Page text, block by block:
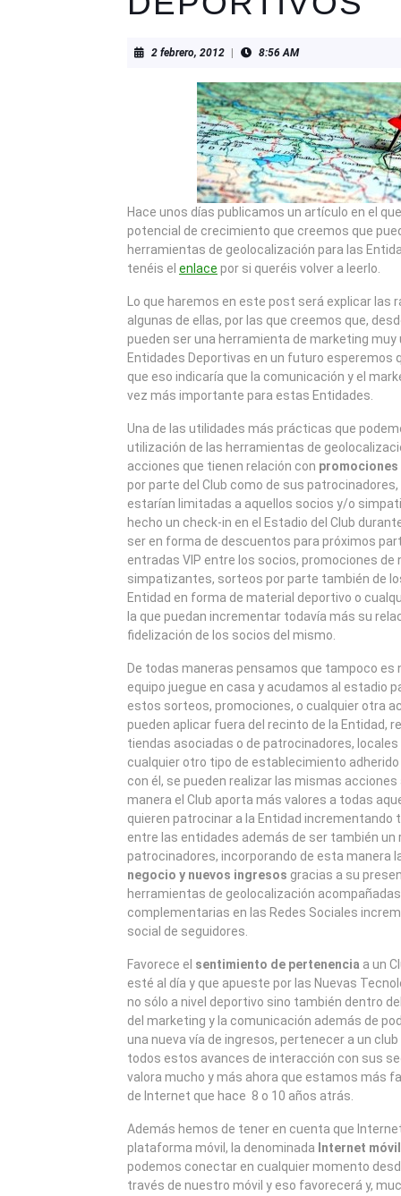
2 febrero, 20122
2012
8:56 AM
Hace unos días publicamos un artículo en el
potencial de crecimiento que creemos que
herramientas de geolocalización para las
tenéis el enlace por si queréis volver a leerlo.
Lo que haremos en este post será explicar las
algunas de ellas, por las que creemos que,
pueden ser una herramienta de marketing muy
Entidades Deportivas en un futuro esperemos
que eso indicaría que la comunicación y el
vez más importante para estas Entidades.
Una de las utilidades más prácticas que
utilización de las herramientas de
acciones que tienen relación con
por parte del Club como de sus
estarían limitadas a aquellos socios y/o
hecho un check-in en el Estadio del Club
ser en forma de descuentos para próximos
entradas VIP entre los socios, promociones de
simpatizantes, sorteos por parte también de
Entidad en forma de material deportivo o
la que puedan incrementar todavía más su
fidelización de los socios del mismo.
De todas maneras pensamos que tampoco es
equipo juegue en casa y acudamos al estadio
estos sorteos, promociones, o cualquier otra
pueden aplicar fuera del recinto de la Entidad,
tiendas asociadas o de patrocinadores,
cualquier otro tipo de establecimiento adherido
con él, se pueden realizar las mismas
manera el Club aporta más valores a todas
quieren patrocinar a la Entidad incrementando
entre las entidades además de ser también
patrocinadores, incorporando de esta manera
negocio y nuevos ingresos gracias a su
herramientas de geolocalización
complementarias en las Redes Sociales
social de seguidores.
Favorece el sentimiento de pertenencia a un
esté al día y que apueste por las Nuevas
no sólo a nivel deportivo sino también dentro
del marketing y la comunicación además de
una nueva vía de ingresos, pertenecer a un
todos estos avances de interacción con sus
valora mucho y más ahora que estamos más
de Internet que hace 8 o 10 años atrás.
Además hemos de tener en cuenta que
plataforma móvil, la denominada Internet móvil
podemos conectar en cualquier momento
través de nuestro móvil y eso favorecerá y,